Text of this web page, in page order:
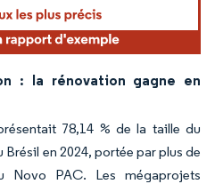
: la rénovation gagne en
78,14 % de la taille du
en 2024, portée par plus de
Novo PAC. Les mégaprojets